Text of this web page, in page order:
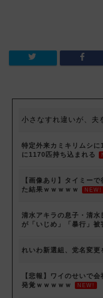
小さなすれ違いが、夫
特定外来カミキリムシに
に1170匹持ち込まれる
【画像あり】タイミー
た結果ｗｗｗｗｗ
NEW!
清水アキラの息子・清
が「いじめ」「暴行」被
れいわ新選組、党名変
【悲報】ワイのせいで
発覚ｗｗｗｗｗ
NEW!